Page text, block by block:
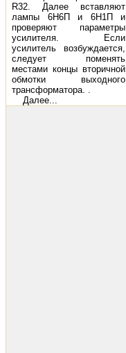
R32. Далее вставляют
лампы 6Н6П и 6Н1П и
проверяют параметры
усилителя. Если
усилитель возбуждается,
следует поменять
местами концы вторичной
обмотки выходного
трансформатора. .
Далее...